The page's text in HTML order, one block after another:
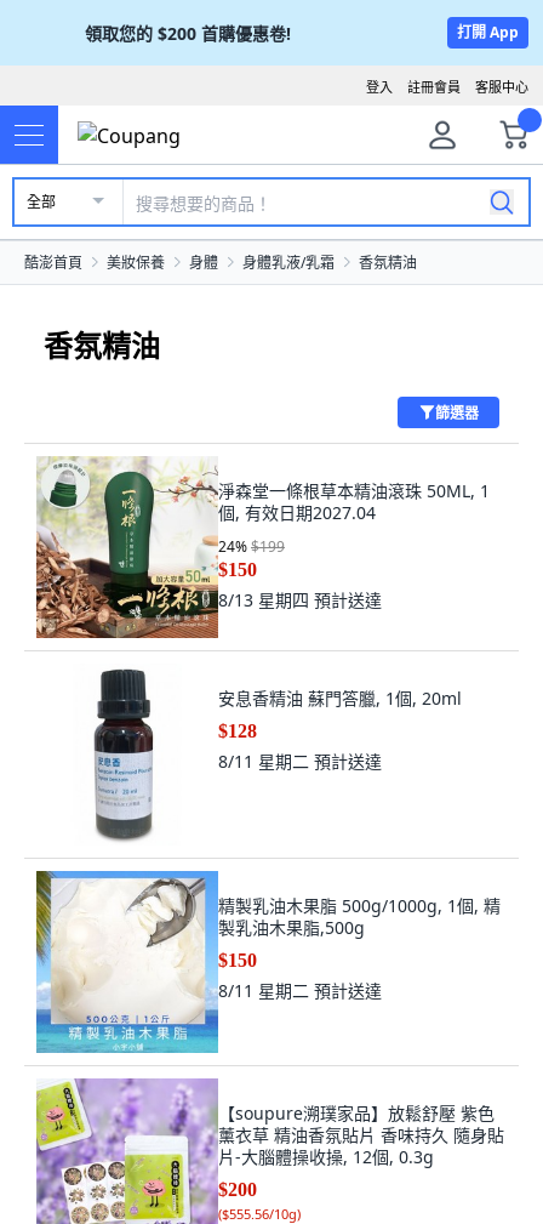
領取您的 $200 首購優惠卷! 打開 App
客服中心
註冊會員
登入
全部
酷澎首頁 美妝保養 身體 身體乳液/乳霜 香氛精油
香氛精油
篩選器
淨森堂一條根草本精油滾珠 50ML, 1
個, 有效日期2027.04
24%$199
$150
8/13 星期四 預計送達
安息香精油 蘇門答臘, 1個, 20ml
$128
8/11 星期二 預計送達
精製乳油木果脂 500g/1000g, 1個, 精
製乳油木果脂,500g
$150
8/11 星期二 預計送達
【soupure溯璞家品】放鬆舒壓 紫色
薰衣草 精油香氛貼片 香味持久 隨身貼
片-大腦體操收操, 12個, 0.3g
$200
($555.56/10g)